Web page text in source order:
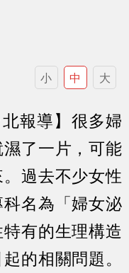
小 中 大
報導】很多婦
了一片，可能
過去不少女性
名為「婦女泌
有的生理構造
的相關問題。